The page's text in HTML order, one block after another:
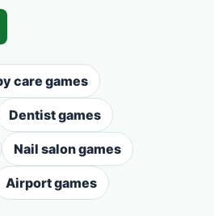
care games
Dentist games
Nail salon games
Airport games